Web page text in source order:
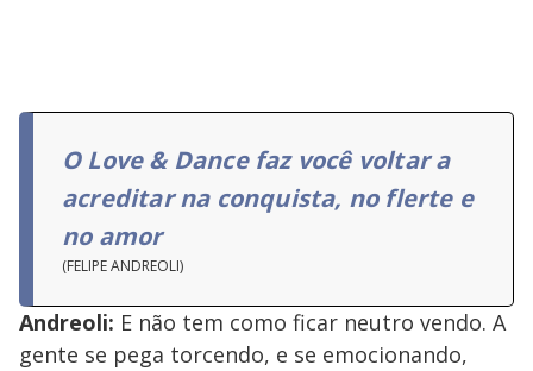
O Love & Dance faz você voltar a
acreditar na conquista, no flerte e
no amor
(FELIPE ANDREOLI)
Andreoli: E não tem como ficar neutro vendo. A
gente se pega torcendo, e se emocionando,